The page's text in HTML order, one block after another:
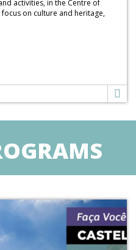
activities, in the Centre of
on culture and heritage,